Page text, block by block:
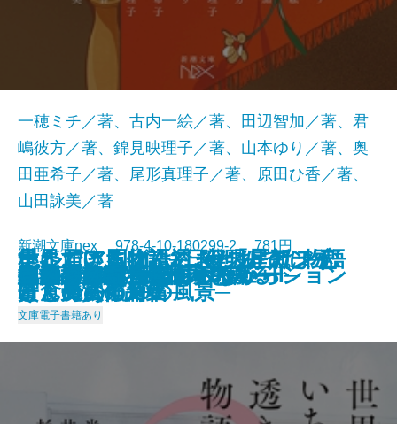
灼熱
擬傷の鳥はつかまらない
プリンシパル
アイドルだった君へ
星に届ける物語─日経「星新一
賞」受賞作品集─
あわこさま─不村家奇譚─
うしろにご用心！
ナルニア国物語3 夜明けのぼう
けん号の航海
真冬の訪問者
いただきますは、ふたりで。─恋
と食のある10の風景─
一穂ミチ／著、古内一絵／著、田辺智加／著、君
嶋彼方／著、錦見映理子／著、山本ゆり／著、奥
田亜希子／著、尾形真理子／著、原田ひ香／著、
山田詠美／著
新潮文庫nex 978-4-10-180299-2 781円
2025/01/29
文庫電子書籍あり
世界でいちばん透きとおった物語
2
家裁調査官・庵原かのん
火山のふもとで
鯉姫婚姻譚
死ぬまでに行きたい海
それでも日々はつづくから
胃が合うふたり
ブロッコリー・レボリューション
いのちの記憶─銀河を渡るII─
ナルニア国物語2 カスピアン王
子と魔法の角笛